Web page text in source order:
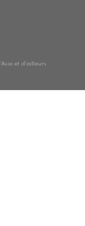
et d'ailleurs